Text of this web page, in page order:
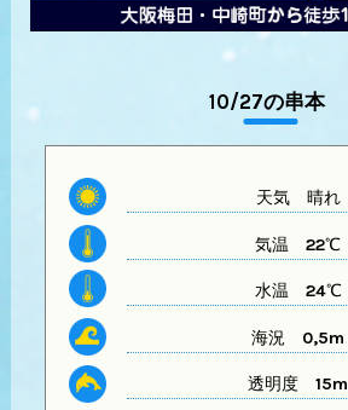
10/27の串本
天気晴れ
気温 22℃
水温 24℃
海況 0,5m
透明度 15m